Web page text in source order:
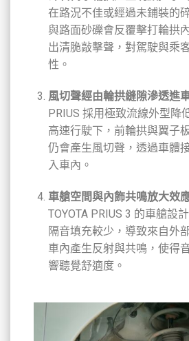
在路況不佳或經過未鋪裝的
與路面砂礫會反覆擊打輪拱
出清脆敲擊聲，對駕駛與乘
性。
風切聲經由輪拱縫隙滲透進
PRIUS 採用極致流線外型降
高速行駛下，前輪拱與翼子
仍會產生風切聲，透過車體
入車內。
車艙空間與內飾共鳴放大效
TOYOTA PRIUS 3 的車艙設
隔音填充較少，導致來自外
車內產生反射與共鳴，使得
響聽覺舒適度。